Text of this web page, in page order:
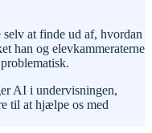
at finde ud af, hvordan
han og elevkammeraterne
AI i undervisningen,
til at hjælpe os med